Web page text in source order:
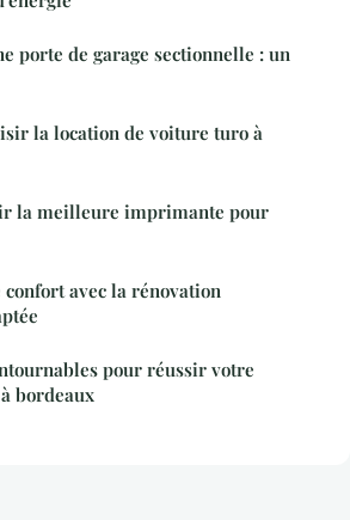
porte de garage sectionnelle : un
la location de voiture turo à
la meilleure imprimante pour
avec la rénovation
pour réussir votre
bordeaux